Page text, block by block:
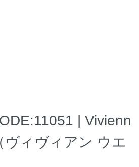
| Vivienn
ヴィヴィアン ウエ